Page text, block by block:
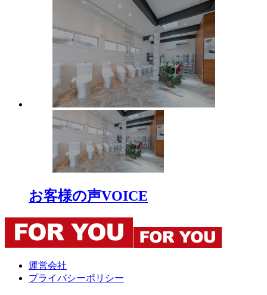
お客様の声VOICE
運営会社
プライバシーポリシー